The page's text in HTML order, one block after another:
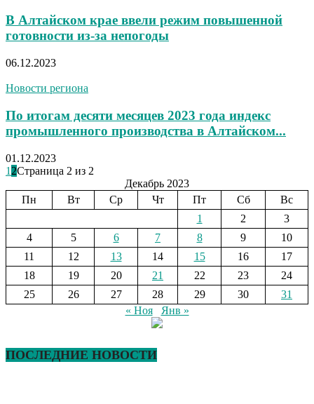
В Алтайском крае ввели режим повышенной
готовности из-за непогоды
06.12.2023
Новости региона
По итогам десяти месяцев 2023 года индекс
промышленного производства в Алтайском...
01.12.2023
1 2Страница 2 из 2
Декабрь 2023
Пн
Вт Ср Чт Пт Сб
Вс
1
2
3
4
5 6 7 8 9
10
11
12 13 14 15 16
17
18
19 20 21 22 23
24
25
26 27 28 29 30
31
« Ноя
Янв »
ПОСЛЕДНИЕ НОВОСТИ